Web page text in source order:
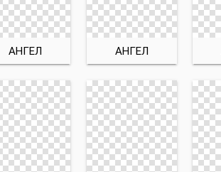
АНГЕЛ АНГЕЛ